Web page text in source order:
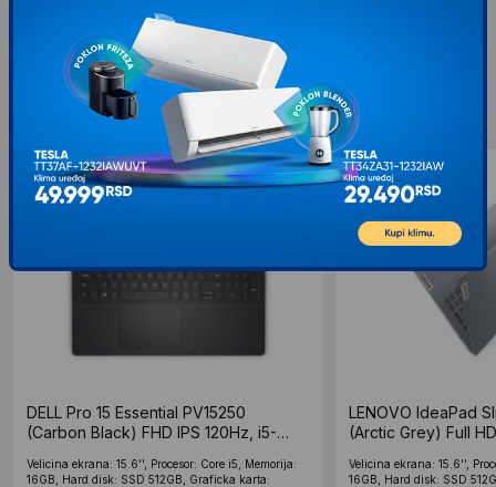
sa 25% popusta
Slični proizvodi
DELL Pro 15 Essential PV15250
(Carbon Black) FHD IPS 120Hz, i5-
Velicina ekrana: 15.6'', Procesor: Core i5, Memorija:
16GB, Hard disk: SSD 512GB, Graficka karta:
LENOVO IdeaPad
(Arctic Grey) Full
Velicina ekrana: 15.6'',
16GB, Hard disk: SSD